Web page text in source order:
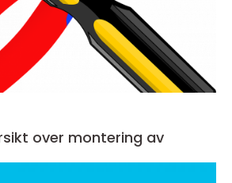
over montering av